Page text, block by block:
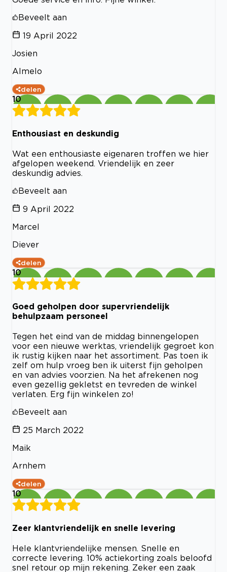
Beveelt aan
19 April 2022
Josien
Almelo
delen
10
Enthousiast en deskundig
Wat een enthousiaste eigenaren troffen we hier
afgelopen weekend. Vriendelijk en zeer
deskundig advies.
Beveelt aan
9 April 2022
Marcel
Diever
delen
10
Goed geholpen door supervriendelijk
behulpzaam personeel
Tegen het eind van de middag binnengelopen
voor een nieuwe werktas, vriendelijk gegroet kon
ik rustig kijken naar het assortiment. Pas toen ik
zelf om hulp vroeg ben ik uiterst fijn geholpen
en van advies voorzien. Na het afrekenen nog
even gezellig gekletst en tevreden de winkel
verlaten. Erg fijn winkelen zo!
Beveelt aan
25 March 2022
Maik
Arnhem
delen
10
Zeer klantvriendelijk en snelle levering
Hele klantvriendelijke mensen. Snelle en
correcte levering. 10% actiekorting zoals beloofd
snel retour op mijn rekening. Zeker een zaak